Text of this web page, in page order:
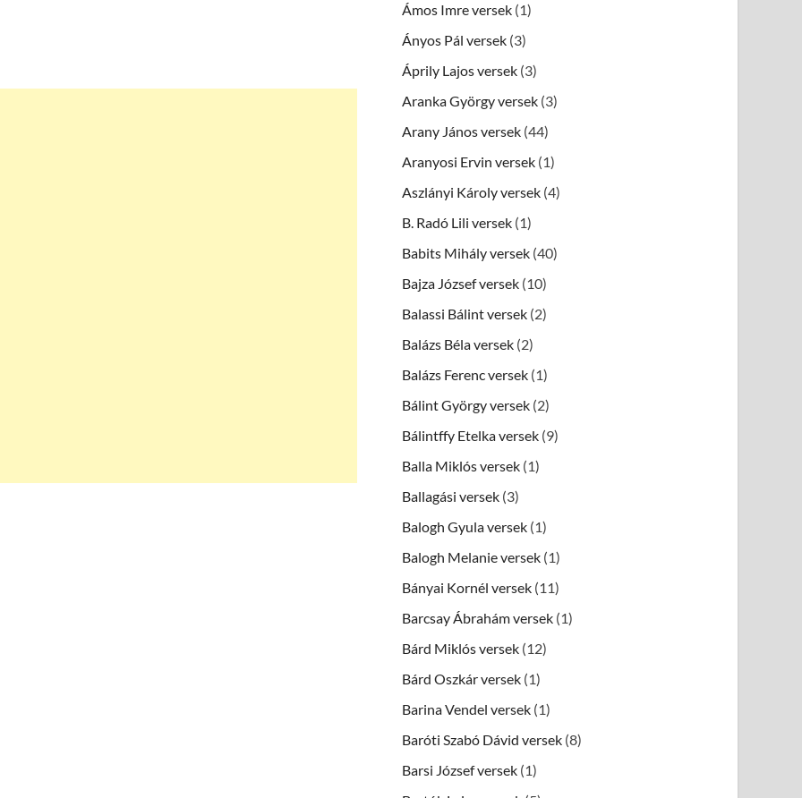
Ámos Imre versek (1)
Ányos Pál versek (3)
Áprily Lajos versek (3)
Aranka György versek (3)
Arany János versek (44)
Aranyosi Ervin versek (1)
Aszlányi Károly versek (4)
B. Radó Lili versek (1)
Babits Mihály versek (40)
Bajza József versek (10)
Balassi Bálint versek (2)
Balázs Béla versek (2)
Balázs Ferenc versek (1)
Bálint György versek (2)
Bálintffy Etelka versek (9)
Balla Miklós versek (1)
Ballagási versek (3)
Balogh Gyula versek (1)
Balogh Melanie versek (1)
Bányai Kornél versek (11)
Barcsay Ábrahám versek (1)
Bárd Miklós versek (12)
Bárd Oszkár versek (1)
Barina Vendel versek (1)
Baróti Szabó Dávid versek (8)
Barsi József versek (1)